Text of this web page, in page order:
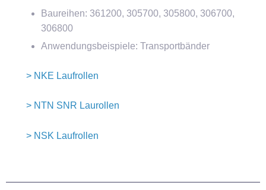
Baureihen: 361200, 305700, 305800, 306700,
306800
Anwendungsbeispiele: Transportbänder
> NKE Laufrollen
> NTN SNR Laurollen
> NSK Laufrollen